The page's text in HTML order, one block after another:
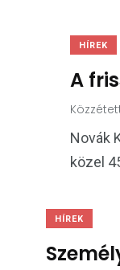
HÍREK
A
Novák
közel
HÍREK